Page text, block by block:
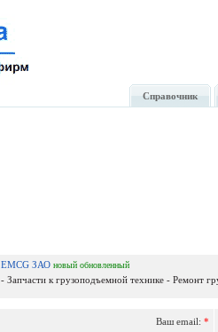
Справочник
EMCG ЗАО новый обновленный
- Запчасти к грузоподъемной технике - Ремонт
Ваш email: *